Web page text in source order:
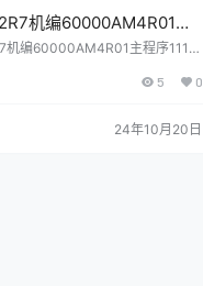
机编60000AM4R01主
屏程序30182101配屏
机编60000AM4R01主程序1118
据刷机包
5 0
24年10月20日